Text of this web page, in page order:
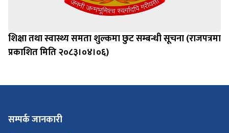
शिक्षा तथा स्वास्थ्य समता शुल्कमा छुट सम्बन्धी सूचना (राजपत्रमा
प्रकाशित मिति २०८३।०४।०६)
सम्पर्क जानकारी